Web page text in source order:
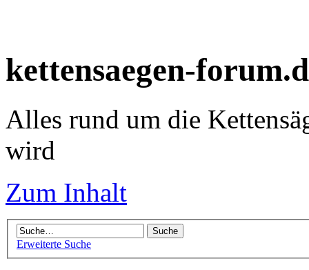
kettensaegen-
Alles rund um die
wird
Zum Inhalt
Erweiterte Suche